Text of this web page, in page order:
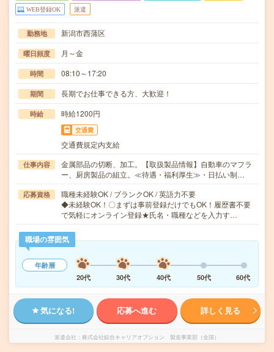
WEB登録OK 派遣
勤務地 新潟市西蒲区
曜日頻度 月～金
時間 08:10～17:20
期間 長期でお仕事できる方、大歓迎！
時給 時給1200円
交通費
交通費規定内支給
仕事内容
金属部品の切断、加工。【取扱製品情報】自動車のマフラ
ー、厨房製品の組立。≪待遇・福利厚生≫・日払い制…
応募資格
職種未経験OK / ブランクOK / 英語力不要
◆未経験OK！〇まずは事前登録だけでもOK！履歴書不要
で気軽にオンライン登録★氏名・職種などを入力す…
職場の雰囲気
年齢層
20代
30代 40代 50代 60代
気になる! 応募へ進む 詳しく見る
派遣会社 株式会社綜合キャリアオプション 製造事業部（全国）